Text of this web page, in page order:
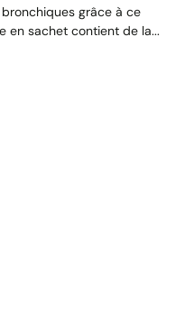
grâce à ce
en sachet contient de la...